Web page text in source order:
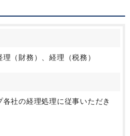
、運用・管理、投資提案まで
るも、業績は大きく成長を続
、経理業務に関して経験スキル
は検討しますが、ゆくゆくは
組みづくりや組織づくりにも
考えております。
若く、社内もどんどん変化を受
（財務）、経理（税務）
社の経理処理に従事いただき